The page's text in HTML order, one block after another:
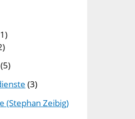
(5)
(3)
(Stephan Zeibig)